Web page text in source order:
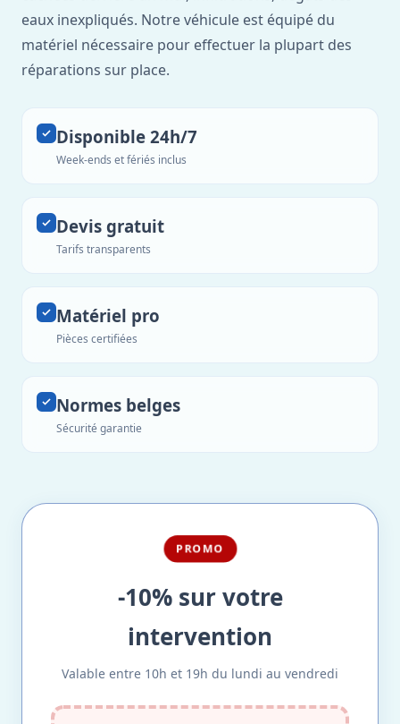
eaux inexpliqués. Notre véhicule est équipé du
matériel nécessaire pour effectuer la plupart des
réparations sur place.
Disponible 24h/7
Week-ends et fériés inclus
Devis gratuit
Tarifs transparents
Matériel pro
Pièces certifiées
Normes belges
Sécurité garantie
PROMO
-10% sur votre
intervention
Valable entre 10h et 19h du lundi au vendredi